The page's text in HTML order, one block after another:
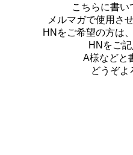
こちらに書
メルマガで使用さ
HNをご希望の方は
HNをご
A様などと
どうぞよ